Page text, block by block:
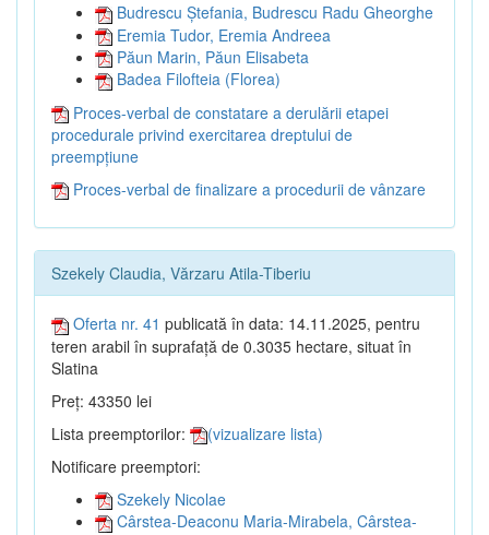
Budrescu Ștefania, Budrescu Radu Gheorghe
Eremia Tudor, Eremia Andreea
Păun Marin, Păun Elisabeta
Badea Filofteia (Florea)
Proces-verbal de constatare a derulării etapei
procedurale privind exercitarea dreptului de
preempțiune
Proces-verbal de finalizare a procedurii de vânzare
Szekely Claudia, Vărzaru Atila-Tiberiu
Oferta nr. 41 publicată în data: 14.11.2025, pentru
teren arabil în suprafață de 0.3035 hectare, situat în
Slatina
Preț: 43350 lei
Lista preemptorilor:
(vizualizare lista)
Notificare preemptori:
Szekely Nicolae
Cârstea-Deaconu Maria-Mirabela, Cârstea-